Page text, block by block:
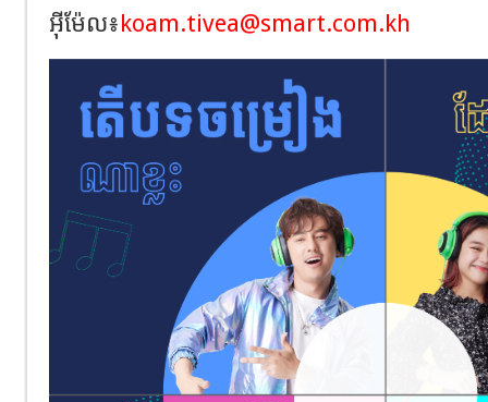
អុីម៉ែល៖koam.tivea@smart.com.kh